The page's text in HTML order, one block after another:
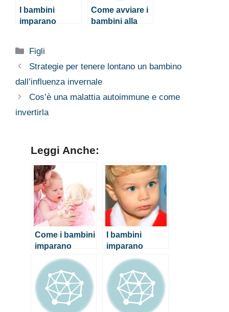
I bambini
imparano
metodo
adottato dai
robot!
Come avviare i
bambini alla
Categorie
Figli
Strategie per tenere lontano un bambino
dall’influenza invernale
Cos’è una malattia autoimmune e come
invertirla
Leggi Anche:
Come i bambini
imparano
attraverso il
gioco
I bambini
imparano
nuove parole
con lo stesso
metodo
adottato dai
robot!